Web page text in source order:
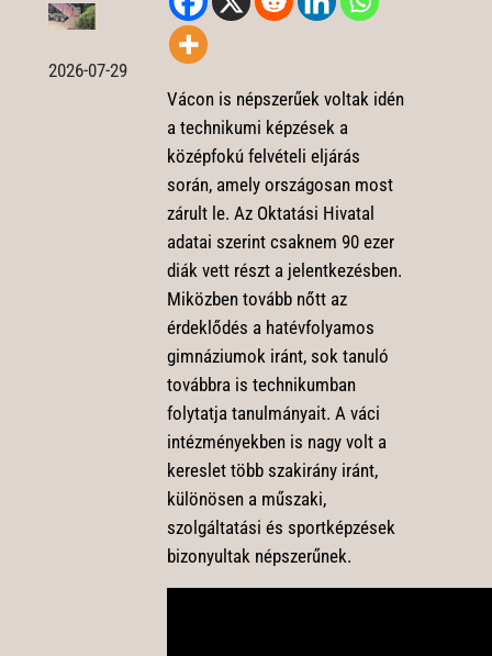
2026-07-29
Vácon is népszerűek voltak idén
a technikumi képzések a
középfokú felvételi eljárás
során, amely országosan most
zárult le. Az Oktatási Hivatal
adatai szerint csaknem 90 ezer
diák vett részt a jelentkezésben.
Miközben tovább nőtt az
érdeklődés a hatévfolyamos
gimnáziumok iránt, sok tanuló
továbbra is technikumban
folytatja tanulmányait. A váci
intézményekben is nagy volt a
kereslet több szakirány iránt,
különösen a műszaki,
szolgáltatási és sportképzések
bizonyultak népszerűnek.